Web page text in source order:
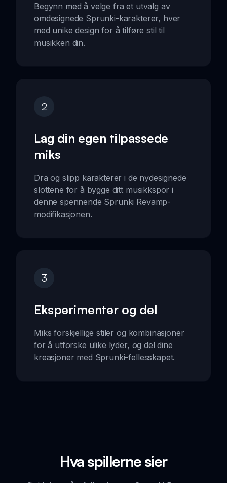
Begynn med å velge fra et utvalg av
omdesignede Sprunki-karakterer, hver
med unike design for å tilføre stil til
musikken din.
2
Lag din egen tilpassede
miks
Dra og slipp karakterer i de nydesignede
slottene for å bygge ditt musikkspor i
denne spennende Sprunki Revamp-
modifikasjonen.
3
Eksperimenter og del
Miks forskjellige stiler og kombinasjoner
for å utforske ulike lyder, og del dine
kreasjoner med Sprunki-fellesskapet.
Hva spillerne sier